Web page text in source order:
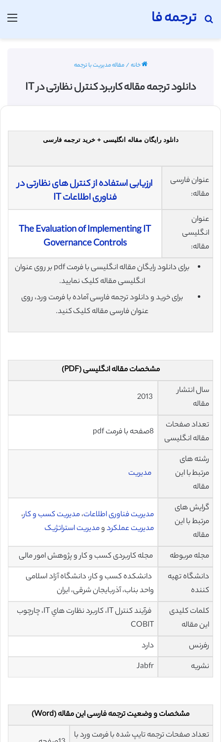
ترجمه فا
جستجو برای
خانه/مقاله مدیریت با ترجمه
دانلود ترجمه مقاله کاربرد کنترل نظارتی در IT
دانلود رایگان مقاله انگلیسی + خرید ترجمه فارسی
عنوان فارسی
مقاله:
ارزيابی استفاده از کنترل های نظارتی در
فناوری اطلاعات IT
عنوان
انگلیسی
مقاله:
The Evaluation of Implementing IT
Governance Controls
برای دانلود رایگان مقاله انگلیسی با فرمت pdf بر روی عنوان
انگلیسی مقاله کلیک نمایید.
برای خرید و دانلود ترجمه فارسی آماده با فرمت ورد، روی
عنوان فارسی مقاله کلیک کنید.
مشخصات مقاله انگلیسی (PDF)
سال انتشار
مقاله
تعداد صفحات
مقاله انگلیسی
8صفحه با فرمت pdf
رشته های
مرتبط با این
مقاله
مدیریت
گرایش های
مرتبط با این
مقاله
مدیریت فناوری اطلاعات،مدیریت کسب و کار،
مدیریت عملکردومدیریت استراتژیک
مجله مربوطه
مجله کاربردی کسب و کار و پژوهش امور مالی
دانشگاه تهیه
کننده
دانشکده کسب و کار، دانشگاه آزاد اسلامی
واحد بناب، آذربایجان شرقی، ایران
کلمات کلیدی
این مقاله
فرآيند كنترل IT، كاربرد نظارت هاي IT، چارچوب
COBIT
رفرنس
دارد
نشریه
Jabfr
مشخصات و وضعیت ترجمه فارسی این مقاله (Word)
تعداد صفحات ترجمه تایپ شده با فرمت ورد با